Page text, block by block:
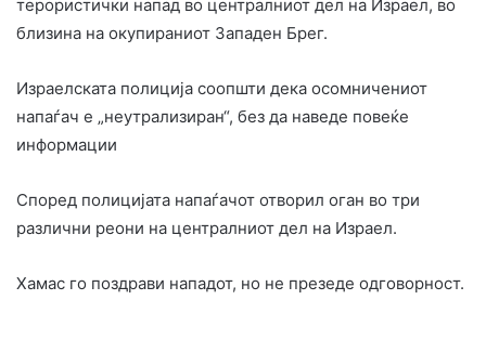
терористички напад во централниот дел на Израел, во
близина на окупираниот Западен Брег.
Израелската полиција соопшти дека осомничениот
напаѓач е „неутрализиран“, без да наведе повеќе
информации
Според полицијата напаѓачот отворил оган во три
различни реони на централниот дел на Израел.
Хамас го поздрави нападот, но не презеде одговорност.